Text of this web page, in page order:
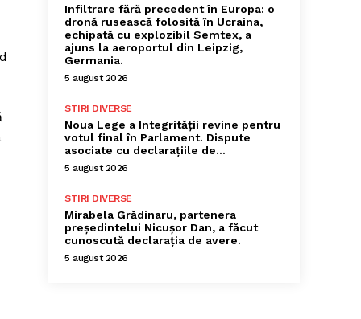
Infiltrare fără precedent în Europa: o
dronă rusească folosită în Ucraina,
echipată cu explozibil Semtex, a
ajuns la aeroportul din Leipzig,
Germania.
5 august 2026
STIRI DIVERSE
Noua Lege a Integrității revine pentru
votul final în Parlament. Dispute
asociate cu declarațiile de…
5 august 2026
STIRI DIVERSE
Mirabela Grădinaru, partenera
președintelui Nicușor Dan, a făcut
cunoscută declarația de avere.
5 august 2026